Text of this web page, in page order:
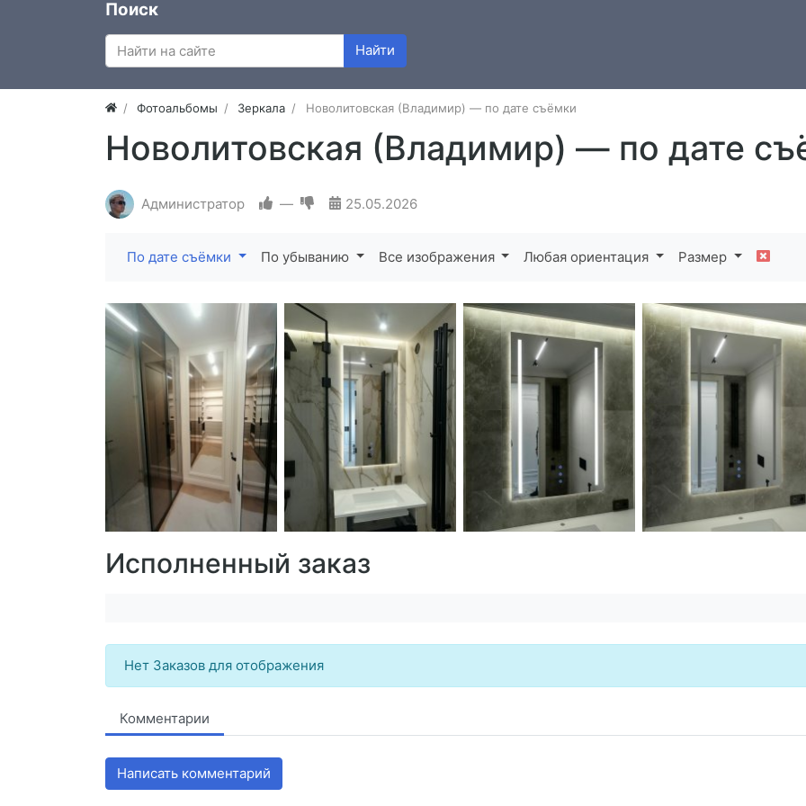
Поиск
Найти
Фотоальбомы Зеркала Новолитовская (Владимир) — по дате съёмки
Новолитовская (Владимир) — по дате
Администратор — 25.05.2026
По дате съёмки По убыванию Все изображения Любая ориентация Размер
Исполненный заказ
Нет Заказов для отображения
Комментарии
Написать комментарий